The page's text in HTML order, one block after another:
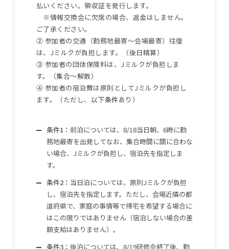
払いください。領収証を発行します。
※情報交換会に欠席の場合、返金はしません。
ご了承ください。
② 参加者の交通（勤務地最寄～会場最寄）往復
は、Jミルクが負担します。（後日精算）
③ 参加者の団体保険料は、Jミルクが負担しま
す。（集合～解散）
④ 参加者の宿泊費は原則としてJミルクが負担し
ます。（ただし、以下条件あり）
条件1： 前泊については、8/18当日朝、6時に勤
務地最寄を出発してなお、集合時間に間に合わな
い場合、Jミルクが負担し、宿泊先を指定しま
す。
条件2： 当日泊については、原則Jミルクが負担
し、宿泊先を指定します。ただし、会場近隣の都
道府県で、家庭の事情等で帰宅を希望する場合に
はこの限りではありません（宿泊しない場合の差
額支給はありません）。
条件3： 後泊については、8/19研修会終了後、勤